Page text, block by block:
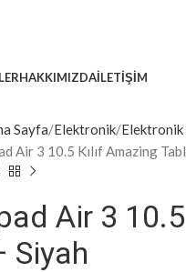
HAKKIMIZDAİLETIŞIM
Sayfa Elektronik
Air 3 10.5 Kılıf Amazing
Air 3
Siyah